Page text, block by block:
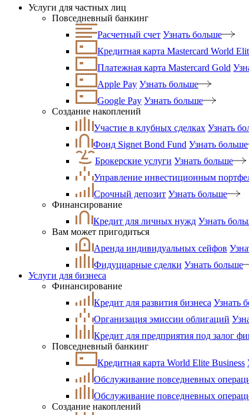
Услуги для частных лиц
Повседневный банкинг
Расчетный счет Узнать больше
Кредитная карта Mastercard World
Платежная карта Mastercard Gold
Apple Pay Узнать больше
Google Pay Узнать больше
Создание накоплений
Участие в клубных сделках Узнать
Фонд Signet Bond Fund Узнать больше
Брокерские услуги Узнать больше
Управление инвестиционным
Срочный депозит Узнать больше
Финансирование
Кредит для личных нужд Узнать
Вам может пригодиться
Аренда индивидуальных сейфов
Фидуциарные сделки Узнать больше
Услуги для бизнеса
Финансирование
Кредит для развития бизнеса Узнать
Организация эмиссии облигаций
Кредит для предприятия под залог
Повседневный банкинг
Кредитная карта World Elite Business
Обслуживание повседневных
Обслуживание повседневных
Создание накоплений